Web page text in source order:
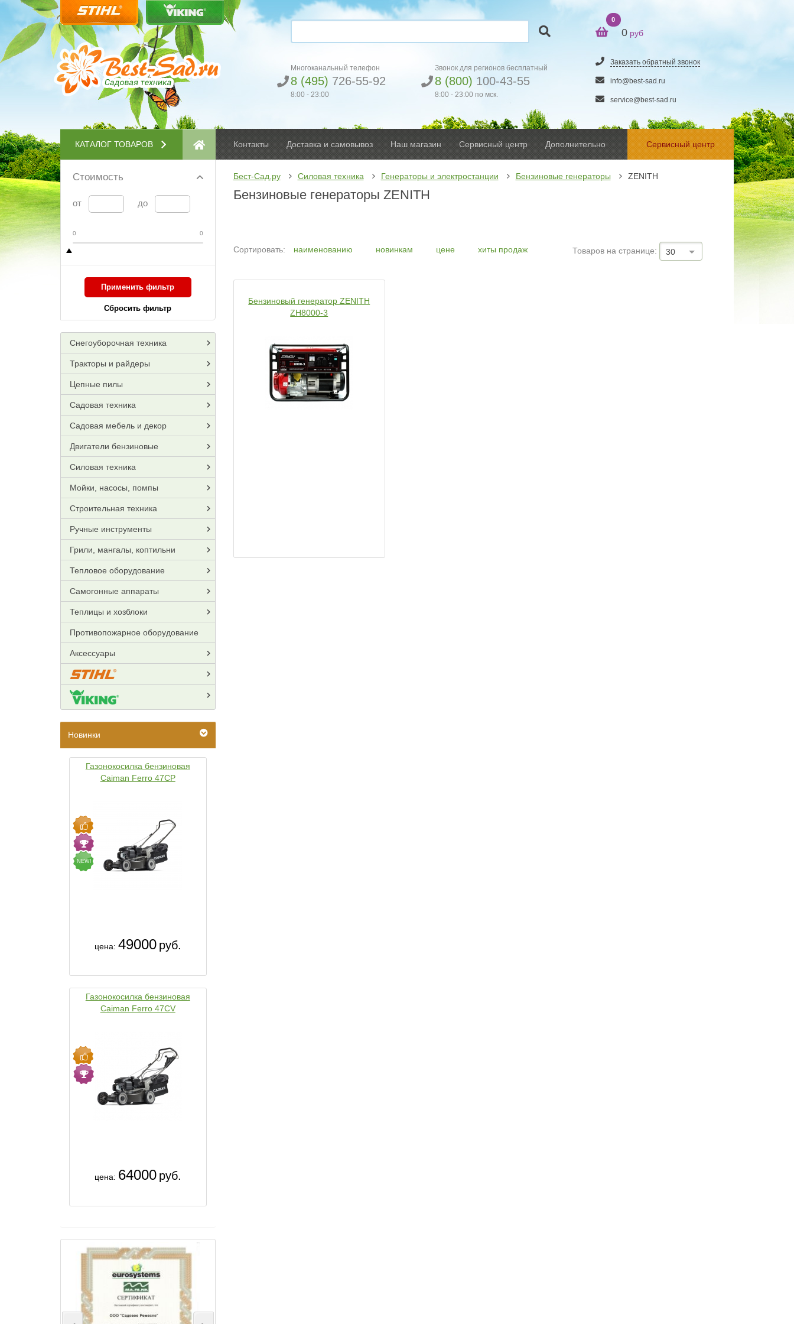
Многоканальный телефон
8 (495) 726-55-92
8:00 - 23:00
Звонок для регионов бесплатный
8 (800) 100-43-55
8:00 - 23:00 по мск.
0
0 руб
Заказать обратный звонок
info@best-sad.ru
service@best-sad.ru
КАТАЛОГ ТОВАРОВ Контакты Доставка и самовывоз Наш магазин Сервисный центр Дополнительно Сервисный центр
Стоимость
от до
0 0
Применить фильтр
Сбросить фильтр
Снегоуборочная техника
Тракторы и райдеры
Цепные пилы
Садовая техника
Садовая мебель и декор
Двигатели бензиновые
Силовая техника
Мойки, насосы, помпы
Строительная техника
Ручные инструменты
Грили, мангалы, коптильни
Тепловое оборудование
Самогонные аппараты
Теплицы и хозблоки
Противопожарное оборудование
Аксессуары
Новинки
Газонокосилка бензиновая
Caiman Ferro 47CP
NEW!
цена: 49000 руб.
Газонокосилка бензиновая
Caiman Ferro 47CV
цена: 64000 руб.
Бест-Сад.ру Силовая техника Генераторы и электростанции Бензиновые генераторы ZENITH
Бензиновые генераторы ZENITH
Сортировать: наименованию новинкам цене хиты продаж Товаров на странице: 30
Бензиновый генератор ZENITH
ZH8000-3